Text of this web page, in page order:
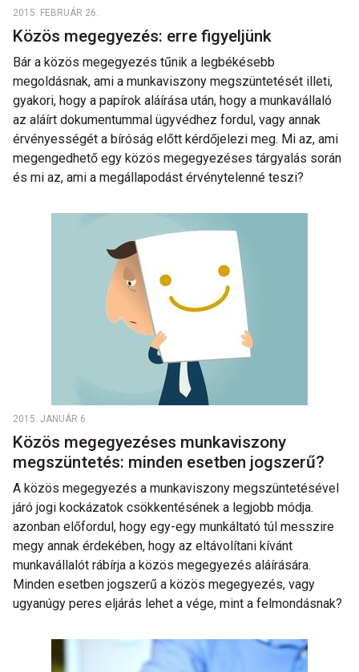
2015. FEBRUÁR 26.
Közös megegyezés: erre figyeljünk
Bár a közös megegyezés tűnik a legbékésebb
megoldásnak, ami a munkaviszony megszüntetését illeti,
gyakori, hogy a papírok aláírása után, hogy a munkavállaló
az aláírt dokumentummal ügyvédhez fordul, vagy annak
érvényességét a bíróság előtt kérdőjelezi meg. Mi az, ami
megengedhető egy közös megegyezéses tárgyalás során
és mi az, ami a megállapodást érvénytelenné teszi?
2015. JANUÁR 6.
Közös megegyezéses munkaviszony
megszüntetés: minden esetben jogszerű?
A közös megegyezés a munkaviszony megszüntetésével
járó jogi kockázatok csökkentésének a legjobb módja.
azonban előfordul, hogy egy-egy munkáltató túl messzire
megy annak érdekében, hogy az eltávolítani kívánt
munkavállalót rábírja a közös megegyezés aláírására.
Minden esetben jogszerű a közös megegyezés, vagy
ugyanúgy peres eljárás lehet a vége, mint a felmondásnak?